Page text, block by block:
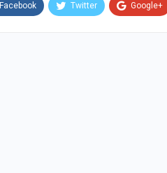
Facebook Twitter Google+